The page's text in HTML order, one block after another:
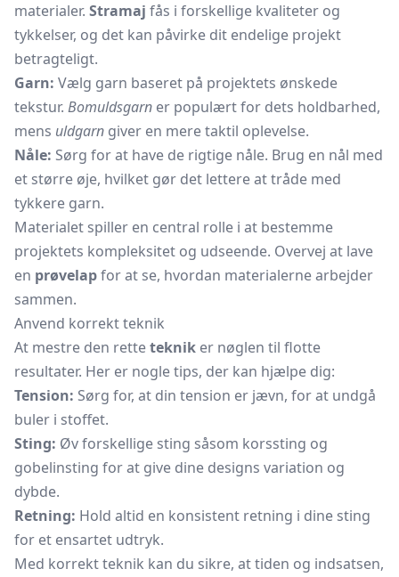
materialer. Stramaj fås i forskellige kvaliteter og
tykkelser, og det kan påvirke dit endelige projekt
betragteligt.
Garn: Vælg garn baseret på projektets ønskede
tekstur. Bomuldsgarn er populært for dets holdbarhed,
mens uldgarn giver en mere taktil oplevelse.
Nåle: Sørg for at have de rigtige nåle. Brug en nål med
et større øje, hvilket gør det lettere at tråde med
tykkere garn.
Materialet spiller en central rolle i at bestemme
projektets kompleksitet og udseende. Overvej at lave
en prøvelapfor at se, hvordan materialerne arbejder
sammen.
Anvend korrekt teknik
At mestre den retteteknik er nøglen til flotte
resultater. Her er nogle tips, der kan hjælpe dig:
Tension: Sørg for, at din tension er jævn, for at undgå
buler i stoffet.
Sting: Øv forskellige sting såsom korssting og
gobelinsting for at give dine designs variation og
dybde.
Retning: Hold altid en konsistent retning i dine sting
for et ensartet udtryk.
Med korrekt teknik kan du sikre, at tiden og indsatsen,